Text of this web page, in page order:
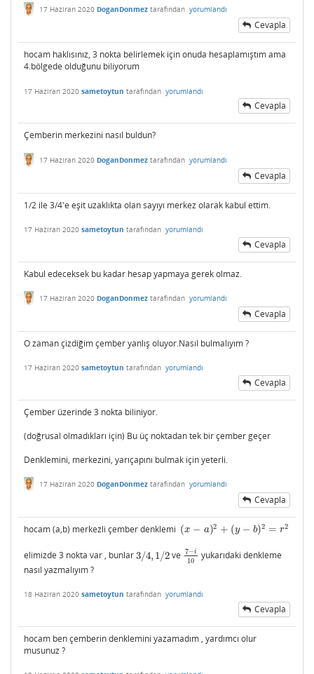
17 Haziran 2020 DoganDonmez tarafından yorumlandı
Cevapla
hocam haklısınız, 3 nokta belirlemek için onuda hesaplamıştım ama
4.bölgede olduğunu biliyorum
17 Haziran 2020 sametoytun tarafından yorumlandı
Cevapla
Çemberin merkezini nasıl buldun?
17 Haziran 2020 DoganDonmez tarafından yorumlandı
Cevapla
1/2 ile 3/4'e eşit uzaklıkta olan sayıyı merkez olarak kabul ettim.
17 Haziran 2020 sametoytun tarafından yorumlandı
Cevapla
Kabul edeceksek bu kadar hesap yapmaya gerek olmaz.
17 Haziran 2020 DoganDonmez tarafından yorumlandı
Cevapla
O zaman çizdiğim çember yanlış oluyor.Nasıl bulmalıyım ?
17 Haziran 2020 sametoytun tarafından yorumlandı
Cevapla
Çember üzerinde 3 nokta biliniyor.
(doğrusal olmadıkları için) Bu üç noktadan tek bir çember geçer
Denklemini, merkezini, yarıçapını bulmak için yeterli.
17 Haziran 2020 DoganDonmez tarafından yorumlandı
Cevapla
hocam (a,b) merkezli çember denklemi (x − a)2 + (y − b)2 = r2
(x− a)2+(y −b) 2=r 2
elimizde 3 nokta var , bunlar3/4, 1/2
3/4,1 /2 ve 7−i
10
7−i10yukarıdaki denkleme
nasıl yazmalıyım ?
18 Haziran 2020 sametoytun tarafından yorumlandı
Cevapla
hocam ben çemberin denklemini yazamadım , yardımcı olur
musunuz ?